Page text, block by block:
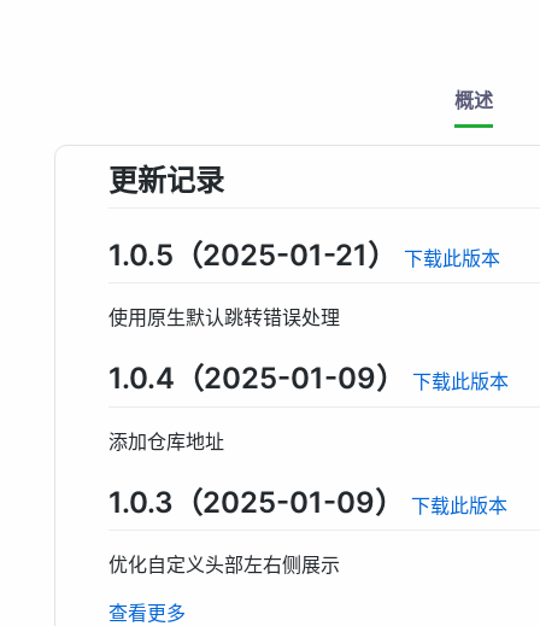
概述
更新记录
1.0.5（2025-01-21） 下载此版本
使用原生默认跳转错误处理
1.0.4（2025-01-09） 下载此版本
添加仓库地址
1.0.3（2025-01-09） 下载此版本
优化自定义头部左右侧展示
查看更多